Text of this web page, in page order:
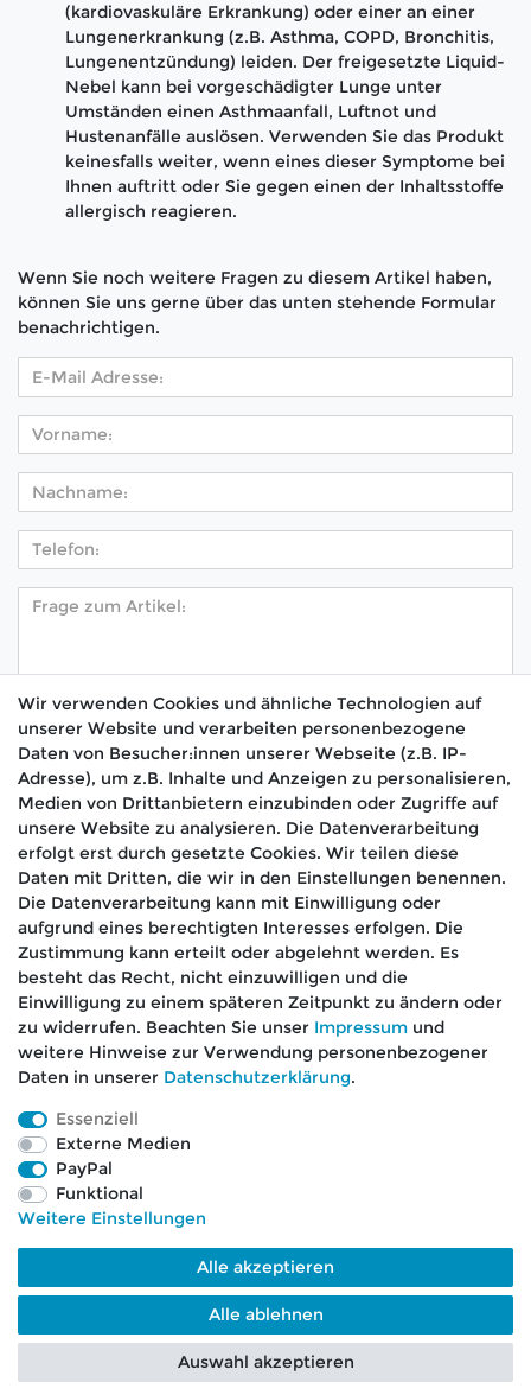
(kardiovaskuläre Erkrankung) oder einer an einer
Lungenerkrankung (z.B. Asthma, COPD, Bronchitis,
Lungenentzündung) leiden. Der freigesetzte Liquid-
Nebel kann bei vorgeschädigter Lunge unter
Umständen einen Asthmaanfall, Luftnot und
Hustenanfälle auslösen. Verwenden Sie das Produkt
keinesfalls weiter, wenn eines dieser Symptome bei
Ihnen auftritt oder Sie gegen einen der Inhaltsstoffe
allergisch reagieren.
Wenn Sie noch weitere Fragen zu diesem Artikel haben,
können Sie uns gerne über das unten stehende Formular
benachrichtigen.
Hiermit bestätige ich, dass ich dieDaten­schutz­
erklärung gelesen habe. *
Absenden
🚚 Schneller Versand
📦 Kostenloser Versand ab 75 €
📞 Kostenlose Beratung per Telefon &
WhatsApp
Impressum
Barrierefreiheitserklärung
VERTRAG WIDERRUFEN Kontakt
Wir verwenden Cookies und ähnliche Technologien auf
unserer Website und verarbeiten personenbezogene
Daten von Besucher:innen unserer Webseite (z.B. IP-
Adresse), um z.B. Inhalte und Anzeigen zu personalisieren,
Medien von Drittanbietern einzubinden oder Zugriffe auf
unsere Website zu analysieren. Die Datenverarbeitung
erfolgt erst durch gesetzte Cookies. Wir teilen diese
Daten mit Dritten, die wir in den Einstellungen benennen.
Die Datenverarbeitung kann mit Einwilligung oder
aufgrund eines berechtigten Interesses erfolgen. Die
Zustimmung kann erteilt oder abgelehnt werden. Es
besteht das Recht, nicht einzuwilligen und die
Einwilligung zu einem späteren Zeitpunkt zu ändern oder
zu widerrufen. Beachten Sie unser Impressum und
weitere Hinweise zur Verwendung personenbezogener
Daten in unserer Daten­schutz­erklärung.
Essenziell
Externe Medien
PayPal
Funktional
Weitere Einstellungen
Alle akzeptieren
Alle ablehnen
Auswahl akzeptieren